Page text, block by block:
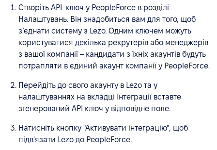
Створіть API-ключ у PeopleForce в розділі
Налаштувань. Він знадобиться вам для того, щоб
зʼєднати систему з Lezo. Одним ключем можуть
користуватися декілька рекрутерів або менеджерів
з вашої компанії – кандидати з їхніх акаунтів будуть
потрапляти в єдиний акаунт компанії у PeopleForce.
Перейдіть до свого акаунту в Lezo та у
налаштуваннях на вкладці Інтеграції вставте
згенерований API ключ у відповідне поле.
Натисніть кнопку "Активувати інтеграцію", щоб
підв'язати Lezo до PeopleForce.